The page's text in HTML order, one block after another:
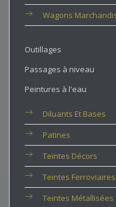
Wagons
Outillages
Passages à niveau
Peintures à l'eau
Diluants Et Bases
Patines
Teintes Décors
Teintes Ferroviaires
Teintes Métallisées